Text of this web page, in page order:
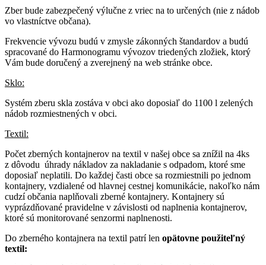
Zber bude zabezpečený výlučne z vriec na to určených (nie z nádob
vo vlastníctve občana).
Frekvencie vývozu budú v zmysle zákonných štandardov a budú
spracované do Harmonogramu vývozov triedených zložiek, ktorý
Vám bude doručený a zverejnený na web stránke obce.
Sklo:
Systém zberu skla zostáva v obci ako doposiaľ do 1100 l zelených
nádob rozmiestnených v obci.
Textil:
Počet zberných kontajnerov na textil v našej obce sa znížil na 4ks
z dôvodu úhrady nákladov za nakladanie s odpadom, ktoré sme
doposiaľ neplatili. Do každej časti obce sa rozmiestnili po jednom
kontajnery, vzdialené od hlavnej cestnej komunikácie, nakoľko nám
cudzí občania naplňovali zberné kontajnery. Kontajnery sú
vyprázdňované pravidelne v závislosti od naplnenia kontajnerov,
ktoré sú monitorované senzormi naplnenosti.
Do zberného kontajnera na textil patrí len opätovne použiteľný
textil: